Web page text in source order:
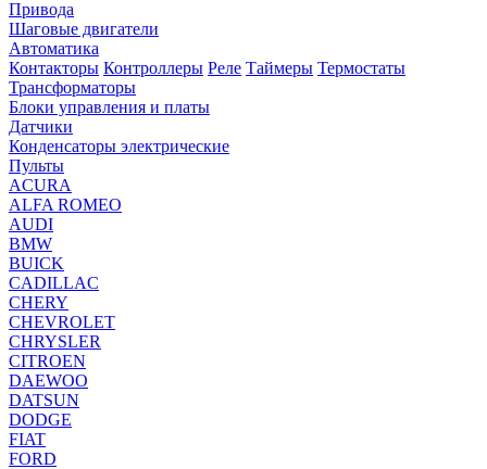
Привода
Шаговые двигатели
Автоматика
Контакторы Контроллеры Реле Таймеры Термостаты
Трансформаторы
Блоки управления и платы
Датчики
Конденсаторы электрические
Пульты
ACURA
ALFA ROMEO
AUDI
BMW
BUICK
CADILLAC
CHERY
CHEVROLET
CHRYSLER
CITROEN
DAEWOO
DATSUN
DODGE
FIAT
FORD